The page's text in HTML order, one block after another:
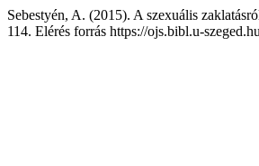
Sebestyén, A. (2015). A szexuális
114. Elérés forrás https://ojs.bibl.u-